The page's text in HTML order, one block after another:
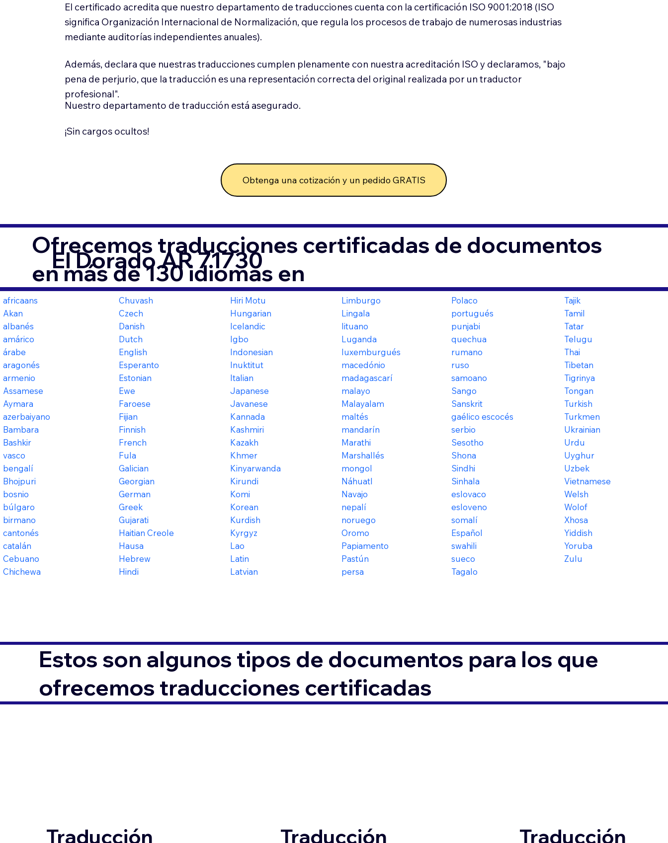
El certificado acredita que nuestro departamento de traducciones cuenta con la certificación ISO 9001:2018 (ISO
significa Organización Internacional de Normalización, que regula los procesos de trabajo de numerosas industrias
mediante auditorías independientes anuales).
Además, declara que nuestras traducciones cumplen plenamente con nuestra acreditación ISO y declaramos, "bajo
pena de perjurio, que la traducción es una representación correcta del original realizada por un traductor
profesional".
Nuestro departamento de traducción está asegurado.
¡Sin cargos ocultos!
Obtenga una cotización y un pedido GRATIS
Ofrecemos traducciones certificadas de documentos
en más de 130 idiomas en
El Dorado AR 71730
africaans
Akan
albanés
amárico
árabe
aragonés
armenio
Assamese
Aymara
azerbaiyano
Bambara
Bashkir
vasco
bengalí
Bhojpuri
bosnio
búlgaro
birmano
cantonés
catalán
Cebuano
Chichewa
Chuvash
Czech
Danish
Dutch
English
Esperanto
Estonian
Ewe
Faroese
Fijian
Finnish
French
Fula
Galician
Georgian
German
Greek
Gujarati
Haitian Creole
Hausa
Hebrew
Hindi
Hiri Motu
Hungarian
Icelandic
Igbo
Indonesian
Inuktitut
Italian
Japanese
Javanese
Kannada
Kashmiri
Kazakh
Khmer
Kinyarwanda
Kirundi
Komi
Korean
Kurdish
Kyrgyz
Lao
Latin
Latvian
Limburgo
Lingala
lituano
Luganda
luxemburgués
macedónio
madagascarí
malayo
Malayalam
maltés
mandarín
Marathi
Marshallés
mongol
Náhuatl
Navajo
nepalí
noruego
Oromo
Papiamento
Pastún
persa
Polaco
portugués
punjabi
quechua
rumano
ruso
samoano
Sango
Sanskrit
gaélico escocés
serbio
Sesotho
Shona
Sindhi
Sinhala
eslovaco
esloveno
somalí
Español
swahili
sueco
Tagalo
Tajik
Tamil
Tatar
Telugu
Thai
Tibetan
Tigrinya
Tongan
Turkish
Turkmen
Ukrainian
Urdu
Uyghur
Uzbek
Vietnamese
Welsh
Wolof
Xhosa
Yiddish
Yoruba
Zulu
Estos son algunos tipos de documentos para los que
ofrecemos traducciones certificadas
Traducción Traducción Traducción